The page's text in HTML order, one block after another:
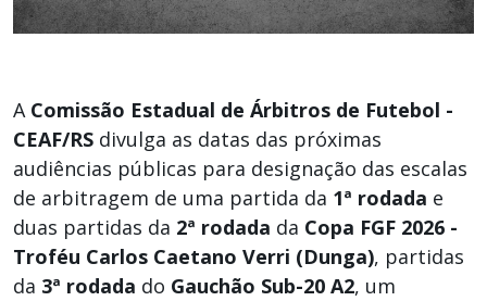
A Comissão Estadual de Árbitros de Futebol -
CEAF/RS divulga as datas das próximas
audiências públicas para designação das escalas
de arbitragem de uma partida da 1ª rodada e
duas partidas da 2ª rodada da Copa FGF 2026 -
Troféu Carlos Caetano Verri (Dunga), partidas
da 3ª rodada do Gauchão Sub-20 A2, um